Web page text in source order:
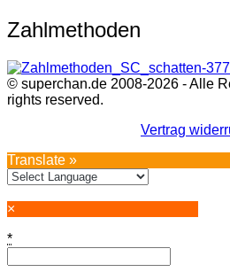
Zahlmethoden
© superchan.de 2008-2026 - Alle
rights reserved.
Vertrag
Translate »
×
*